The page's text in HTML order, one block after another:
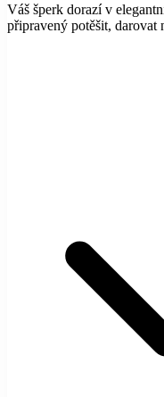
Váš šperk dorazí v
připravený potěšit, darovat